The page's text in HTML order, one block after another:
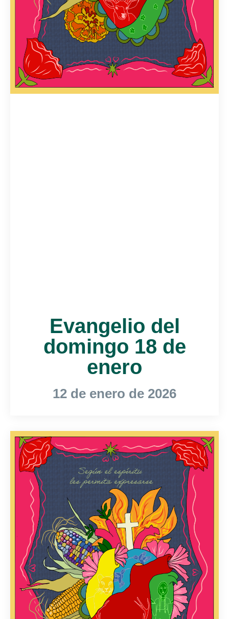
Evangelio del
domingo 18 de
enero
12 de enero de 2026